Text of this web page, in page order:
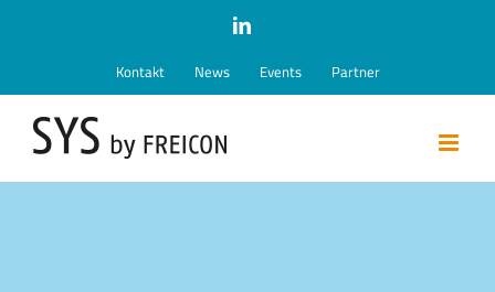
springen
LinkedIn
Kontakt News Events Partner